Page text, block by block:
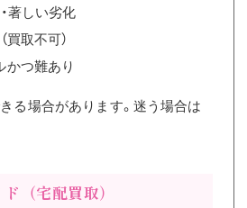
著しい劣化
買取不可）
かつ難あり
る場合があります。迷う場合は
（宅配買取）